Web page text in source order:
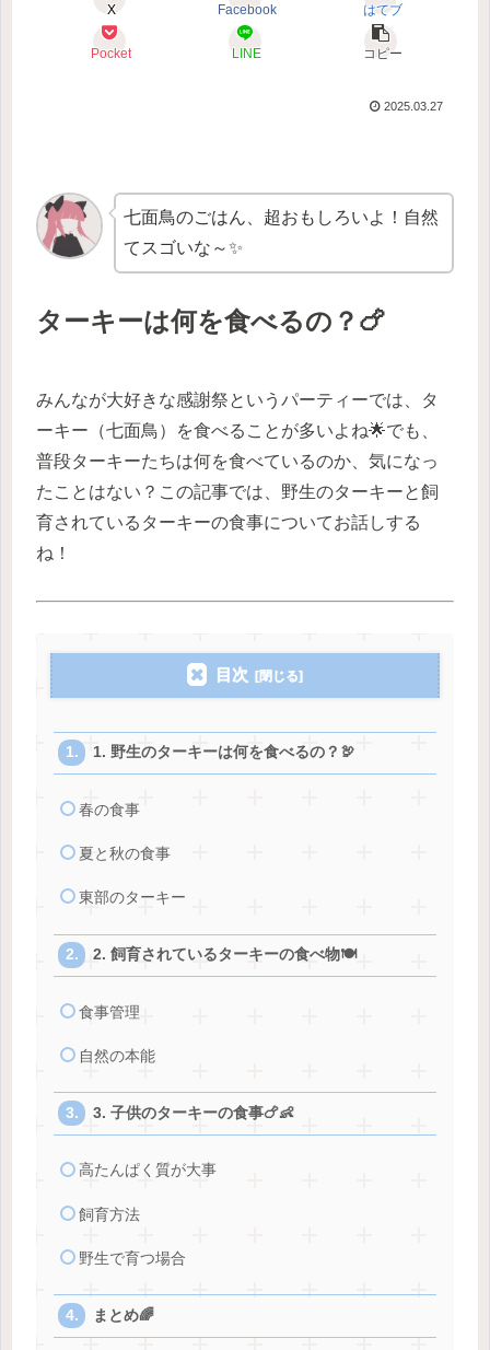
X Facebook はてブ
Pocket LINE コピー
2025.03.27
七面鳥のごはん、超おもしろいよ！自然
てスゴいな～✨
ターキーは何を食べるの？🍗
みんなが大好きな感謝祭というパーティーでは、タ
ーキー（七面鳥）を食べることが多いよね🌟でも、
普段ターキーたちは何を食べているのか、気になっ
たことはない？この記事では、野生のターキーと飼
育されているターキーの食事についてお話しする
ね！
目次
1. 野生のターキーは何を食べるの？🦃
春の食事
夏と秋の食事
東部のターキー
2. 飼育されているターキーの食べ物🍽️
食事管理
自然の本能
3. 子供のターキーの食事🍗👶
高たんぱく質が大事
飼育方法
野生で育つ場合
まとめ🌈